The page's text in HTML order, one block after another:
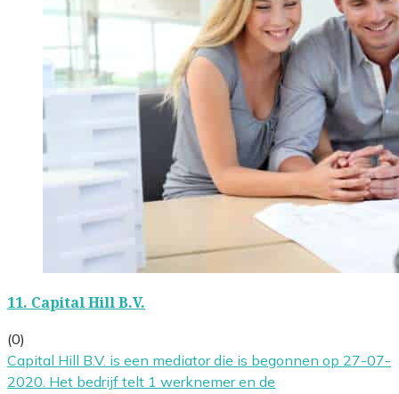
11. Capital Hill B.V.
(0)
Capital Hill B.V. is een mediator die is begonnen op 27-07-
2020. Het bedrijf telt 1 werknemer en de